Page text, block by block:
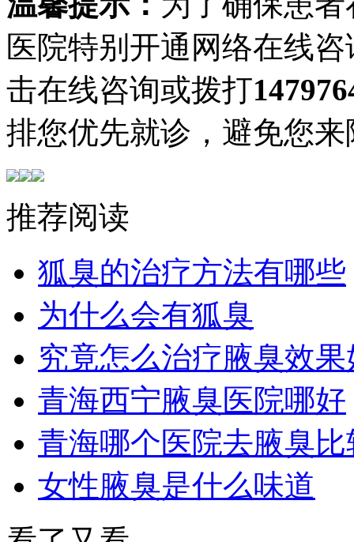
医院特别开通网络在线
击在线咨询或拨打
排您优先就诊，避免您
推荐阅读
狐臭的治疗方法有哪些
为什么会有狐臭
究竟怎么治疗腋臭效果
青海西宁腋臭医院哪好
青海哪个医院去腋臭比
女性腋臭是什么味道